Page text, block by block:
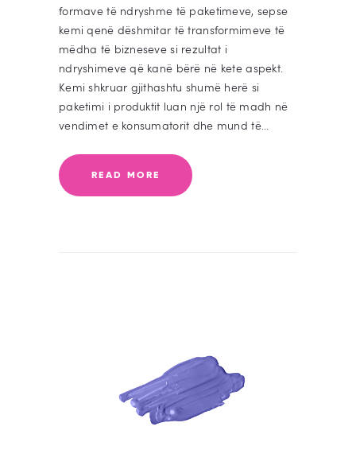
formave të ndryshme të paketimeve, sepse
kemi qenë dëshmitar të transformimeve të
mëdha të bizneseve si rezultat i
ndryshimeve që kanë bërë në kete aspekt.
Kemi shkruar gjithashtu shumë herë si
paketimi i produktit luan një rol të madh në
vendimet e konsumatorit dhe mund të…
READ MORE